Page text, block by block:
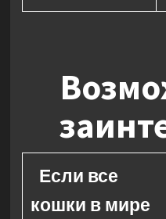
Если все
кошки в мире